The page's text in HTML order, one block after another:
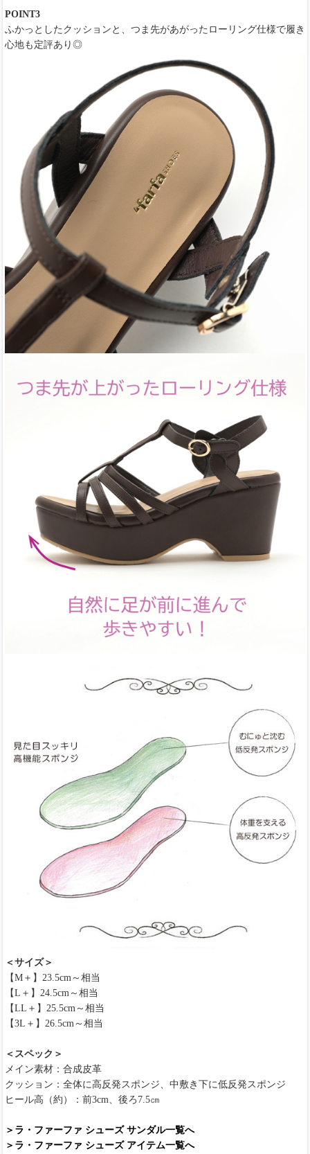
POINT3
ふかっとしたクッションと、つま先があがったローリング仕様で履き
心地も定評あり◎
＜サイズ＞
【M＋】23.5cm～相当
【L＋】24.5cm～相当
【LL＋】25.5cm～相当
【3L＋】26.5cm～相当
＜スペック＞
メイン素材：合成皮革
クッション：全体に高反発スポンジ、中敷き下に低反発スポンジ
ヒール高（約）：前3cm、後ろ7.5㎝
＞ラ・ファーファ シューズ サンダル一覧へ
＞ラ・ファーファ シューズ アイテム一覧へ